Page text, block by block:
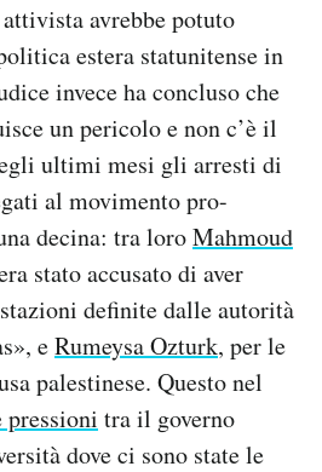
avrebbe potuto
estera statunitense in
invece ha concluso che
un pericolo e non c’è il
ultimi mesi gli arresti di
al movimento pro-
decina: tra loroMahmoud
stato accusato di aver
definite dalle autorità
eRumeysa Ozturk, per le
palestinese. Questo nel
pressioni tra il governo
dove ci sono state le